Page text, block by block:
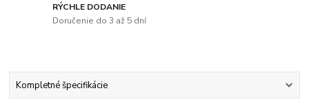
RÝCHLE DODANIE
Doručenie do 3 až 5 dní
Kompletné špecifikácie